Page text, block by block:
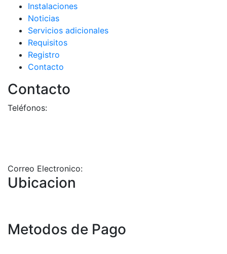
Instalaciones
Noticias
Servicios adicionales
Requisitos
Registro
Contacto
Contacto
Teléfonos:
Correo Electronico:
Ubicacion
Metodos de Pago